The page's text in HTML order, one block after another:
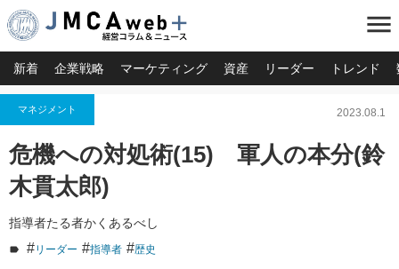
menu
新着 企業戦略 マーケティング 資産 リーダー トレンド
マネジメント 2023.08.1
危機への対処術(15) 軍人の本分(鈴
木貫太郎)
指導者たる者かくあるべし
#リーダー #指導者 #歴史